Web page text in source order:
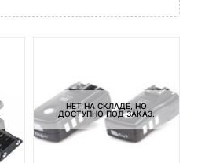
НЕТ НА СКЛАДЕ, НО
ДОСТУПНО ПОД ЗАКАЗ.